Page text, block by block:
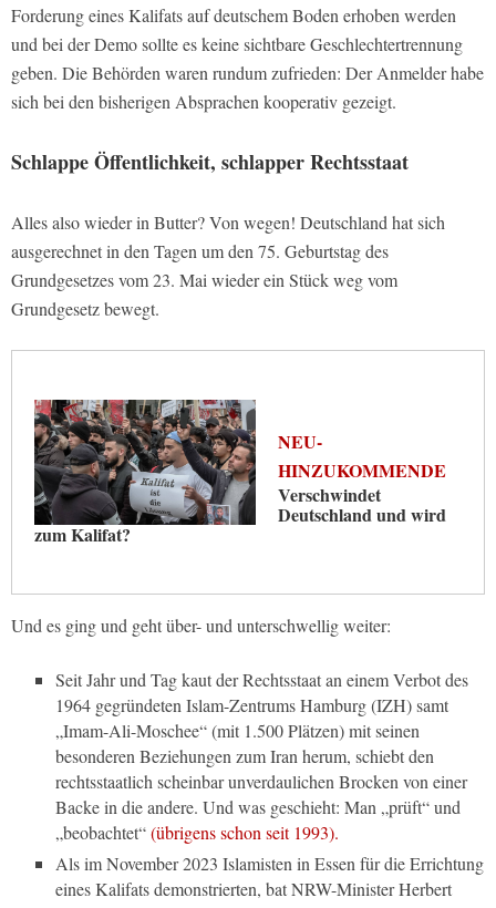
Forderung eines Kalifats auf deutschem Boden erhoben werden
und bei der Demo sollte es keine sichtbare Geschlechtertrennung
geben. Die Behörden waren rundum zufrieden: Der Anmelder habe
sich bei den bisherigen Absprachen kooperativ gezeigt.
Schlappe Öffentlichkeit, schlapper Rechtsstaat
Alles also wieder in Butter? Von wegen! Deutschland hat sich
ausgerechnet in den Tagen um den 75. Geburtstag des
Grundgesetzes vom 23. Mai wieder ein Stück weg vom
Grundgesetz bewegt.
NEU-
HINZUKOMMENDE
Verschwindet
Deutschland und wird
zum Kalifat?
Und es ging und geht über- und unterschwellig weiter:
Seit Jahr und Tag kaut der Rechtsstaat an einem Verbot des
1964 gegründeten Islam-Zentrums Hamburg (IZH) samt
„Imam-Ali-Moschee“ (mit 1.500 Plätzen) mit seinen
besonderen Beziehungen zum Iran herum, schiebt den
rechtsstaatlich scheinbar unverdaulichen Brocken von einer
Backe in die andere. Und was geschieht: Man „prüft“ und
„beobachtet“(übrigens schon seit 1993).
Als im November 2023 Islamisten in Essen für die Errichtung
eines Kalifats demonstrierten, bat NRW-Minister Herbert